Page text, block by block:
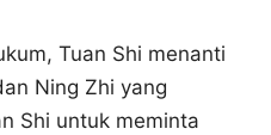
Tuan Shi menanti
Ning Zhi yang
Shi untuk meminta